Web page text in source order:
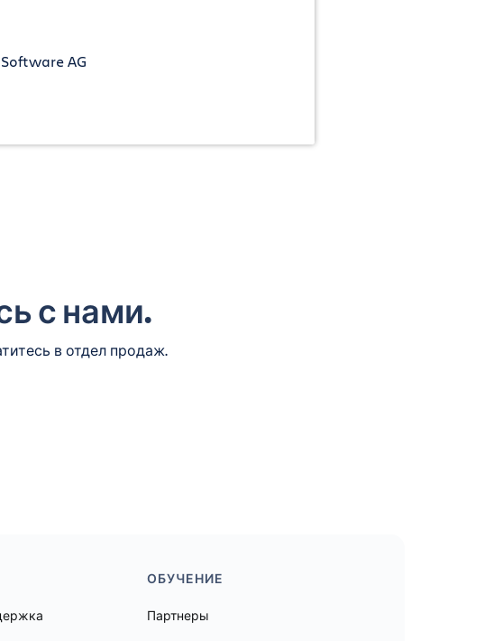
AG
с нами.
в отдел продаж.
ОБУЧЕНИЕ
Партнеры